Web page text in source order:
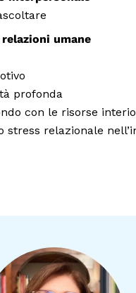
relazioni umane
profonda
con le risorse
relazionale